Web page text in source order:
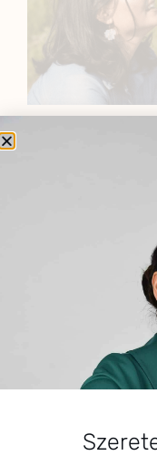
alkalmazásának
férfiak
E-mail cím *